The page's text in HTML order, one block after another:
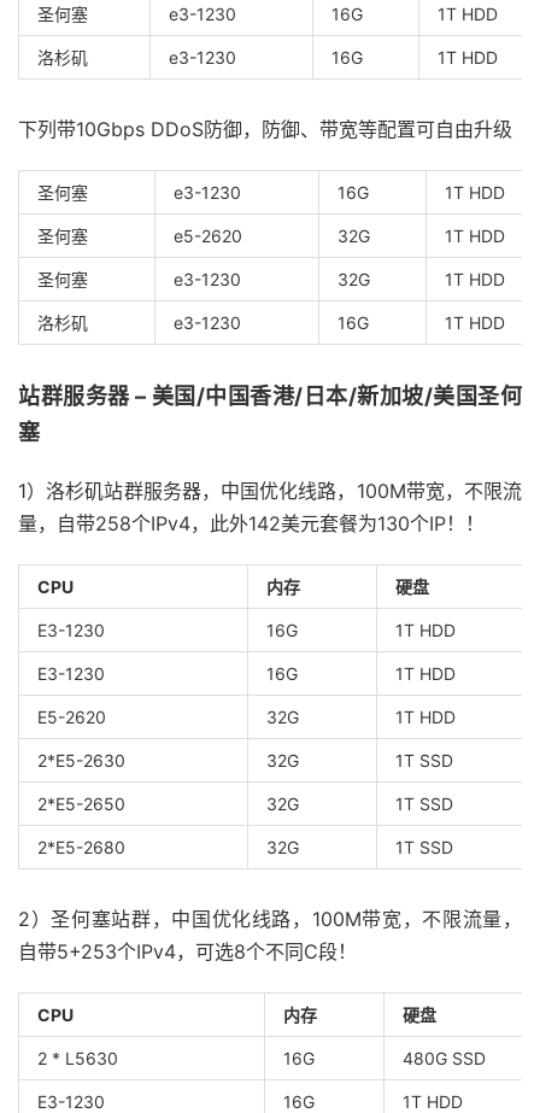
圣何塞 e3-1230 16G 1T HDD
洛杉矶 e3-1230 16G 1T HDD
下列带10Gbps DDoS防御，防御、带宽等配置可自由升级
圣何塞 e3-1230 16G 1T HDD
圣何塞 e5-2620 32G 1T HDD
圣何塞 e3-1230 32G 1T HDD
洛杉矶 e3-1230 16G 1T HDD
站群服务器 – 美国/中国香港/日本/新加坡/美国圣何
塞
1）洛杉矶站群服务器，中国优化线路，100M带宽，不限流
量，自带258个IPv4，此外142美元套餐为130个IP！！
CPU 内存 硬盘
E3-1230 16G 1T HDD
E3-1230 16G 1T HDD
E5-2620 32G 1T HDD
2*E5-2630 32G 1T SSD
2*E5-2650 32G 1T SSD
2*E5-2680 32G 1T SSD
2）圣何塞站群，中国优化线路，100M带宽，不限流量，
自带5+253个IPv4，可选8个不同C段！
CPU 内存 硬盘
2 * L5630 16G 480G SSD
E3-1230 16G 1T HDD